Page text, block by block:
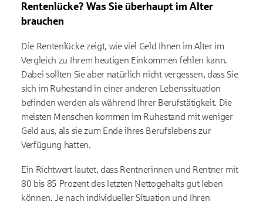
Rentenlücke? Was Sie überhaupt im Alter
brauchen
Die Rentenlücke zeigt, wie viel Geld Ihnen im Alter im
Vergleich zu Ihrem heutigen Einkommen fehlen kann.
Dabei sollten Sie aber natürlich nicht vergessen, dass Sie
sich im Ruhestand in einer anderen Lebenssituation
befinden werden als während Ihrer Berufstätigkeit. Die
meisten Menschen kommen im Ruhestand mit weniger
Geld aus, als sie zum Ende ihres Berufslebens zur
Verfügung hatten.
Ein Richtwert lautet, dass Rentnerinnen und Rentner mit
80 bis 85 Prozent des letzten Nettogehalts gut leben
können. Je nach individueller Situation und Ihren